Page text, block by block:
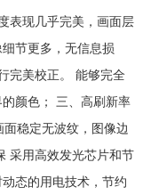
表现几乎完美，画面层
节更多，无信息损
完美校正。 能够完全
颜色； 三、高刷新率
稳定无波纹，图像边
采用高效发光芯片和节
态的用电技术，节约